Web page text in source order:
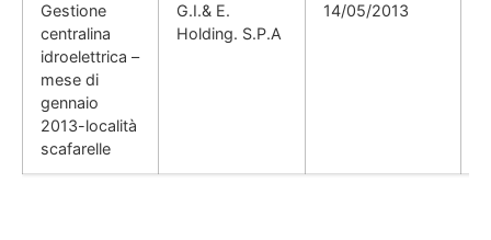
Gestione
centralina
idroelettrica –
mese di
gennaio
2013-località
scafarelle
G.I.& E.
Holding. S.P.A
14/05/2013